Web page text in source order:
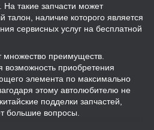
такие запчасти может
талон, наличие которого является
сервисных услуг на бесплатной
преимуществ.
приобретения
элемента по максимально
этому автолюбителю не
подделки запчастей,
большие вопросы.